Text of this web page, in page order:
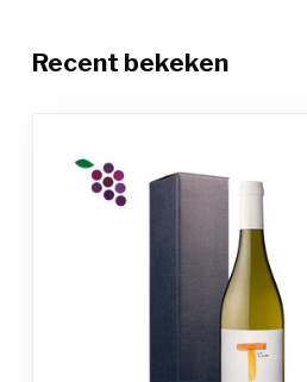
Recent bekeken